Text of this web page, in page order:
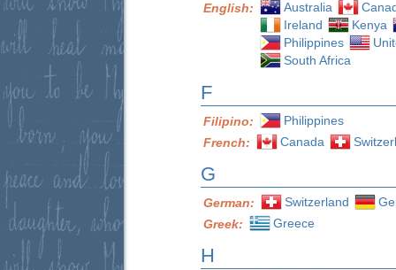
English: Australia
Ireland
Kenya
Philippines
South Africa
F
Filipino:
Philippines
French:
Canada
G
German: Switzerland
Greek:
Greece
H